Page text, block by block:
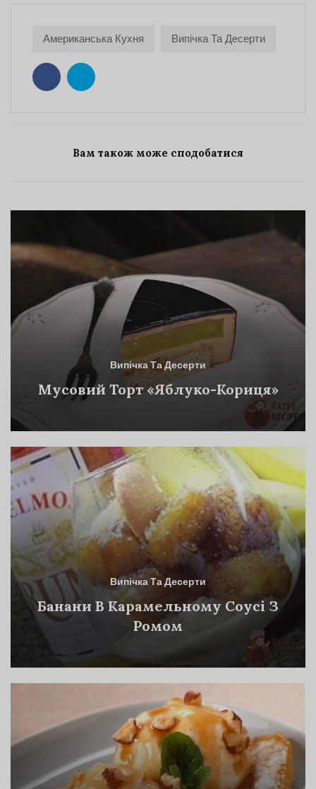
Американська Кухня Випічка Та Десерти
Вам також може сподобатися
Випічка Та Десерти
Мусовий Торт «Яблуко-Кориця»
Випічка Та Десерти
Банани В Карамельному Соусі З
Ромом